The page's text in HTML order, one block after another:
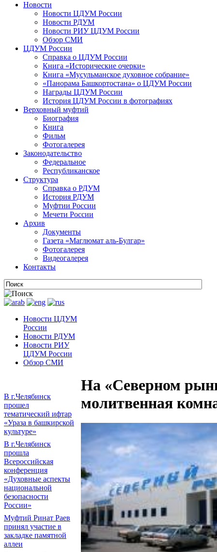
Новости
Новости ЦДУМ России
Новости РДУМ
Новости РИУ ЦДУМ России
Обзор СМИ
ЦДУМ России
Справка о ЦДУМ России
Книга «Исторические очерки»
Книга «Мусульманское духовное собрание»
«Панорама Башкортостана» о ЦДУМ России
Награды ЦДУМ России
История ЦДУМ России в фотографиях
Верховный муфтий
Биография
Книга
Фильм
Фотогалерея
Законодательство
Федеральное
Республиканское
Структура
Справка о РДУМ
История РДУМ
Муфтии России
Мечети России
Архив
Документы
Газета «Маглюмат аль-Булгар»
Фотогалерея
Видеогалерея
Контакты
Новости ЦДУМ
России
Новости РДУМ
Новости РИУ
ЦДУМ России
Обзор СМИ
В г.Челябинск
прошел
тематический ифтар
«Ураза в башкирской
культуре»
В г.Челябинск
прошла
Всероссийская
конференция
«Духовные аспекты
национальной
безопасности
России»
Муфтий Ринат Раев
принял участие в
закладке памятной
аллеи
На «Северном
молитвенная